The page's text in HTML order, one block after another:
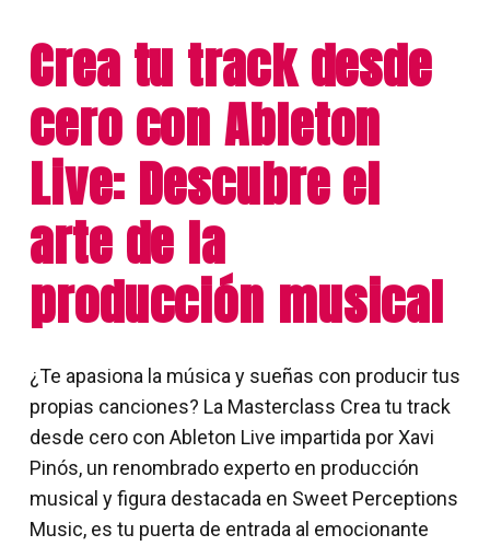
ABLETON
LIVE
cantidad
Crea tu track desde
cero con Ableton
Live: Descubre el
arte de la
producción musical
¿Te apasiona la música y sueñas con producir tus
propias canciones? La Masterclass Crea tu track
desde cero con Ableton Live impartida por Xavi
Pinós, un renombrado experto en producción
musical y figura destacada en Sweet Perceptions
Music, es tu puerta de entrada al emocionante